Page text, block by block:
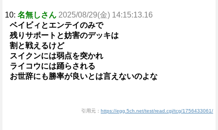
10: 名無しさん 2025/08/29(金) 14:15:13.16
ベイビィとエンテイのみで
残りサポートと妨害のデッキは
割と戦えるけど
スイクンには弱点を突かれ
ライコウには踊らされる
お世辞にも勝率が良いとは言えないのよな
引用元： https://egg.5ch.net/test/read.cgi/tcg/1756433061/